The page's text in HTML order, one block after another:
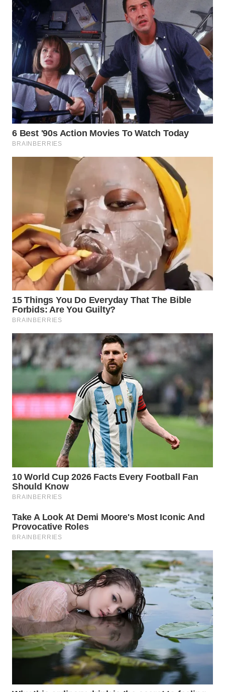
WN
INDRAMAYU
WN
KUNINGAN
WN
MAJALENGKA
WN
SUBANG
PURWAKARTA
WN
PRIANGAN
TIMUR
WN
SEMARANG
SOLO
WN
BOROBUDUR
WN
MADURA
WN
NATUNA
WN
BINTAN
WN
MANDALIKA
WN
LIKUPANG
WN
LABUANBAJO
WN